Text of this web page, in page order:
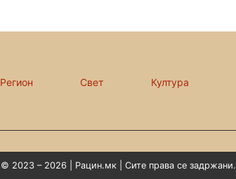
Регион Свет Култура
© 2023 – 2026 | Рацин.мк | Сите права се задржани.